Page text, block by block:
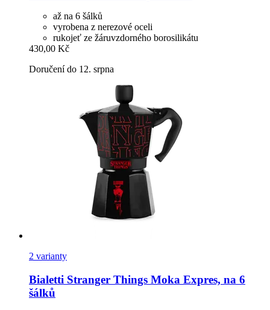
až na 6 šálků
vyrobena z nerezové oceli
rukojeť ze žáruvzdorného borosilikátu
430,00 Kč
Doručení do 12. srpna
2 varianty
Bialetti Stranger Things Moka Expres, na 6
šálků